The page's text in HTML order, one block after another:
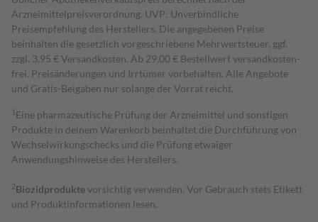
Arzneimittelpreisverordnung. UVP: Unverbindliche
Preisempfehlung des Herstellers. Die angegebenen Preise
beinhalten die gesetzlich vorgeschriebene Mehrwertsteuer, ggf.
zzgl. 3,95 € Versandkosten. Ab 29,00 € Bestell­wert versand­kosten­
frei. Preisänderungen und Irrtümer vorbehalten. Alle Angebote
und Gratis-Beigaben nur solange der Vorrat reicht.
1 Eine pharmazeutische Prüfung der Arzneimittel und sonstigen
Produkte in deinem Warenkorb beinhaltet die Durchführung von
Wechselwirkungschecks und die Prüfung etwaiger
Anwendungshinweise des Herstellers.
2Biozidproduktevorsichtig verwenden. Vor Gebrauch stets Etikett
und Produktinformationen lesen.